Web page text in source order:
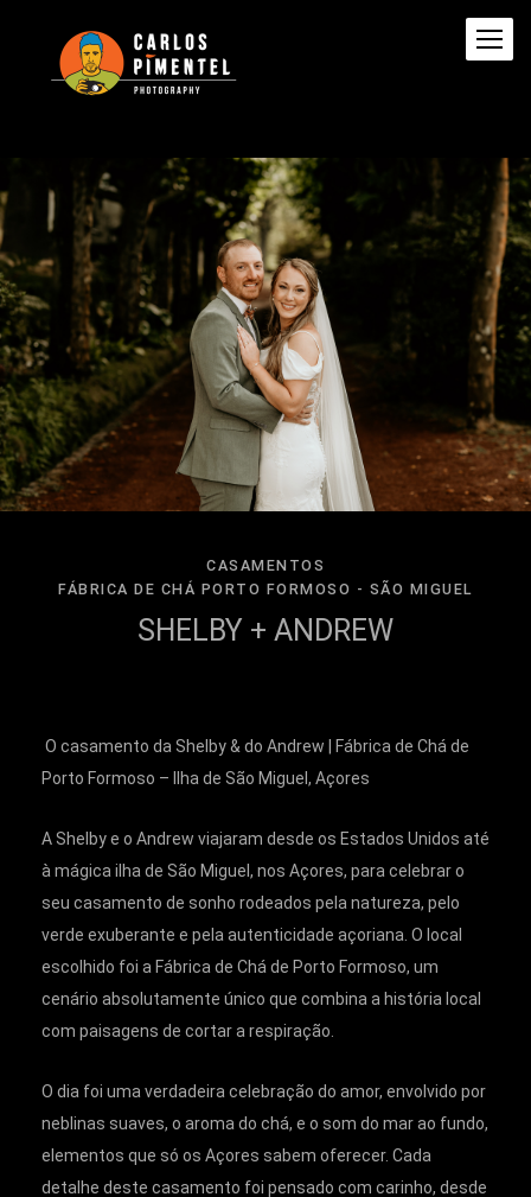
CASAMENTOS
FÁBRICA DE CHÁ PORTO FORMOSO - SÃO MIGUEL
SHELBY + ANDREW
O casamento da Shelby & do Andrew | Fábrica de Chá de
Porto Formoso – Ilha de São Miguel, Açores
A Shelby e o Andrew viajaram desde os Estados Unidos até
à mágica ilha de São Miguel, nos Açores, para celebrar o
seu casamento de sonho rodeados pela natureza, pelo
verde exuberante e pela autenticidade açoriana. O local
escolhido foi a Fábrica de Chá de Porto Formoso, um
cenário absolutamente único que combina a história local
com paisagens de cortar a respiração.
O dia foi uma verdadeira celebração do amor, envolvido por
neblinas suaves, o aroma do chá, e o som do mar ao fundo,
elementos que só os Açores sabem oferecer. Cada
detalhe deste casamento foi pensado com carinho, desde